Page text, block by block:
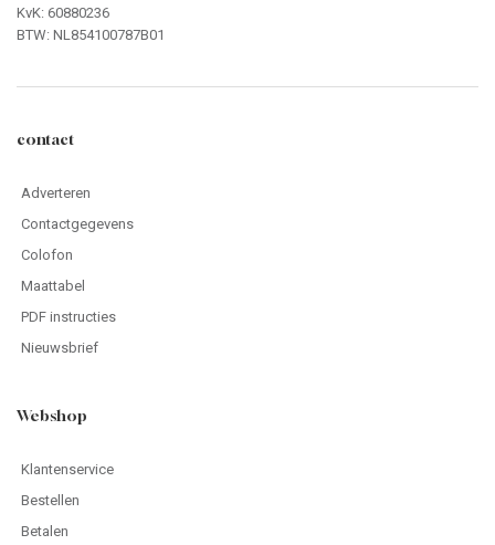
KvK: 60880236
BTW: NL854100787B01
contact
Adverteren
Contactgegevens
Colofon
Maattabel
PDF instructies
Nieuwsbrief
Webshop
Klantenservice
Bestellen
Betalen